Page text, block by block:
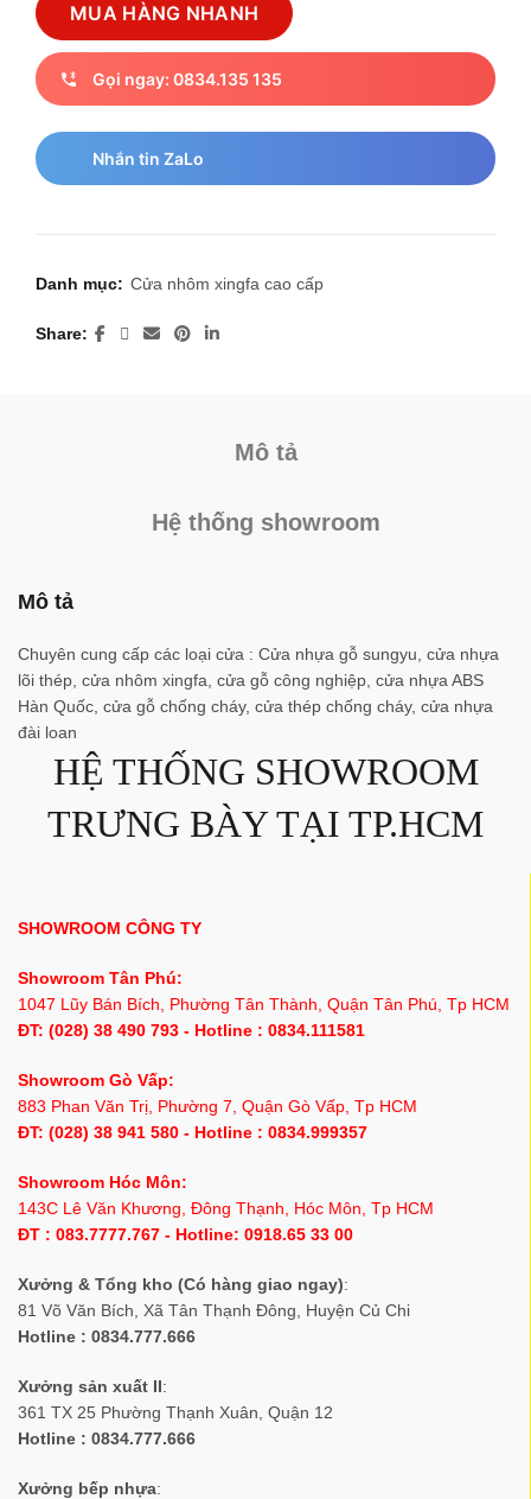
MUA HÀNG NHANH
Gọi ngay: 0834.135 135
Nhắn tin ZaLo
Danh mục: Cửa nhôm xingfa cao cấp
Share
Mô tả
Hệ thống showroom
Mô tả
Chuyên cung cấp các loại cửa : Cửa nhựa gỗ sungyu, cửa nhựa
lõi thép, cửa nhôm xingfa, cửa gỗ công nghiệp, cửa nhựa ABS
Hàn Quốc, cửa gỗ chống cháy, cửa thép chống cháy, cửa nhựa
đài loan
HỆ THỐNG SHOWROOM
TRƯNG BÀY TẠI TP.HCM
SHOWROOM CÔNG TY
Showroom Tân Phú:
1047 Lũy Bán Bích, Phường Tân Thành, Quận Tân Phú, Tp HCM
ĐT: (028) 38 490 793 - Hotline : 0834.111581
Showroom Gò Vấp:
883 Phan Văn Trị, Phường 7, Quận Gò Vấp, Tp HCM
ĐT: (028) 38 941 580 - Hotline : 0834.999357
Showroom Hóc Môn:
143C Lê Văn Khương, Đông Thạnh, Hóc Môn, Tp HCM
ĐT : 083.7777.767 - Hotline: 0918.65 33 00
Xưởng & Tổng kho (Có hàng giao ngay):
81 Võ Văn Bích, Xã Tân Thạnh Đông, Huyện Củ Chi
Hotline : 0834.777.666
Xưởng sản xuất II:
361 TX 25 Phường Thạnh Xuân, Quận 12
Hotline : 0834.777.666
Xưởng bếp nhựa: